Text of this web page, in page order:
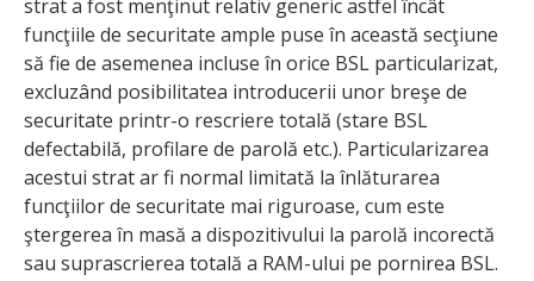
strat a fost menţinut relativ generic astfel încât
funcţiile de securitate ample puse în această secţiune
să fie de asemenea incluse în orice BSL particularizat,
excluzând posibilitatea introducerii unor breşe de
securitate printr-o rescriere totală (stare BSL
defectabilă, profilare de parolă etc.). Particularizarea
acestui strat ar fi normal limitată la înlăturarea
funcţiilor de securitate mai riguroase, cum este
ştergerea în masă a dispozitivului la parolă incorectă
sau supra­scrie­rea totală a RAM-ului pe pornirea BSL.